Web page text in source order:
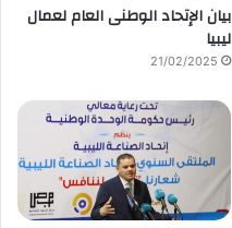
بيان الإتحاد الوطنى العام لعمال
ليبيا
21/02/2025